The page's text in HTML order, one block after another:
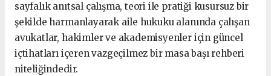
sayfalık anıtsal çalışma, teori ile pratiği kusursuz bir
şekilde harmanlayarak aile hukuku alanında çalışan
avukatlar, hakimler ve akademisyenler için güncel
içtihatları içeren vazgeçilmez bir masa başı rehberi
niteliğindedir.